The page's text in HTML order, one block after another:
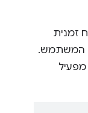
זמנית
המשתמש.